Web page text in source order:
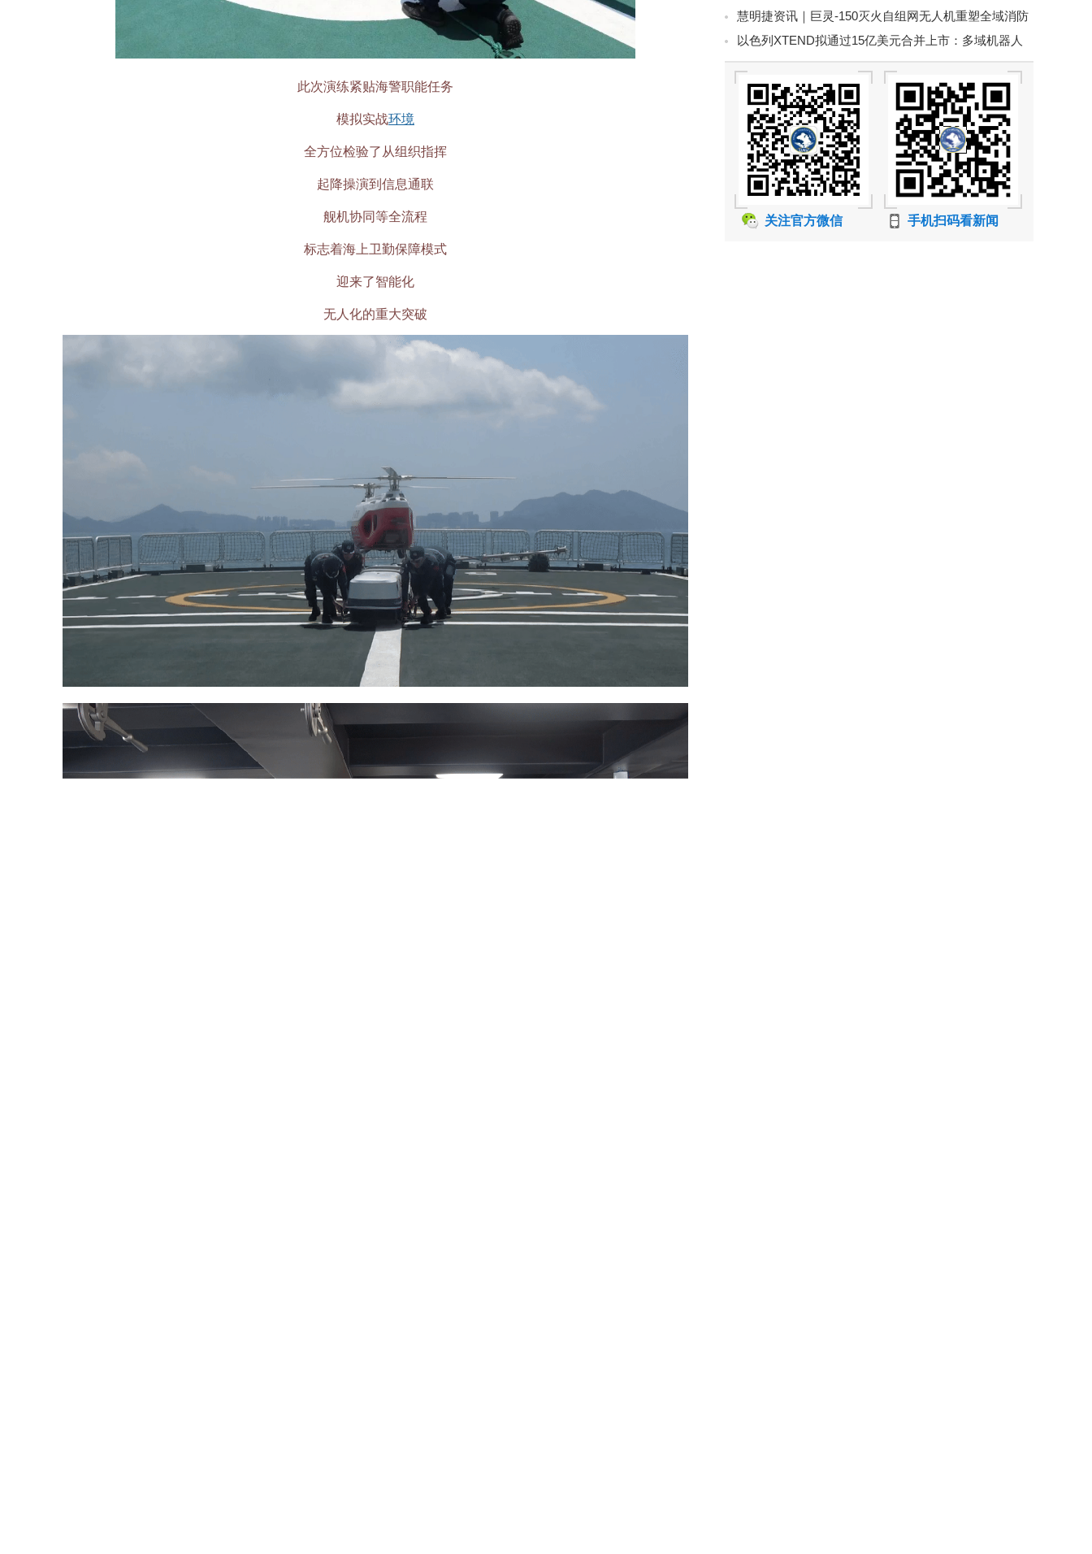
此次演练紧贴海警职能任务
模拟实战环境
全方位检验了从组织指挥
起降操演到信息通联
舰机协同等全流程
标志着海上卫勤保障模式
迎来了智能化
无人化的重大突破
慧明捷资讯｜巨灵-150灭火自组网无人机重塑全域消防
救援新格局，硬核空中救险！
以色列XTEND拟通过15亿美元合并上市：多域机器人
平台加速规模化
关注官方微信 手机扫码看新闻